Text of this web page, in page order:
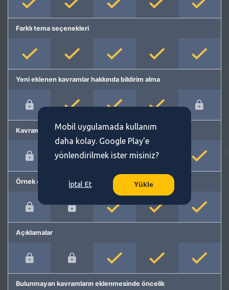
Farklı tema seçenekleri
Yeni eklenen kavramlar hakkında bildirim alma
Kavram önerme
Örnek cümleler
Açıklamalar
Bulunmayan kavramların eklenmesinde öncelik
Mobil uygulamada kullanım
daha kolay. Google Play'e
yönlendirilmek ister misiniz?
İptal Et Yükle